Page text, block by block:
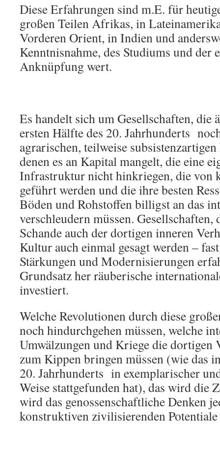
Diese Erfahrungen sind m.E. für
großen Teilen Afrikas, in
Vorderen Orient, in Indien und
Kenntnisnahme, des Studiums und der
Anknüpfung wert.
Es handelt sich um Gesellschaften, die
ersten Hälfte des 20. Jahrhunderts
agrarischen, teilweise
denen es an Kapital mangelt, die eine
Infrastruktur nicht hinkriegen, die von
geführt werden und die ihre besten
Böden und Rohstoffen billigst an das
verschleudern müssen. Gesellschaften,
Schande auch der dortigen inneren
Kultur auch einmal gesagt werden –
Stärkungen und Modernisierungen
Grundsatz her räuberische
investiert.
Welche Revolutionen durch diese
noch hindurchgehen müssen, welche
Umwälzungen und Kriege die dortigen
zum Kippen bringen müssen (wie das
20. Jahrhunderts in exemplarischer
Weise stattgefunden hat), das wird die
wird das genossenschaftliche Denken
konstruktiven zivilisierenden